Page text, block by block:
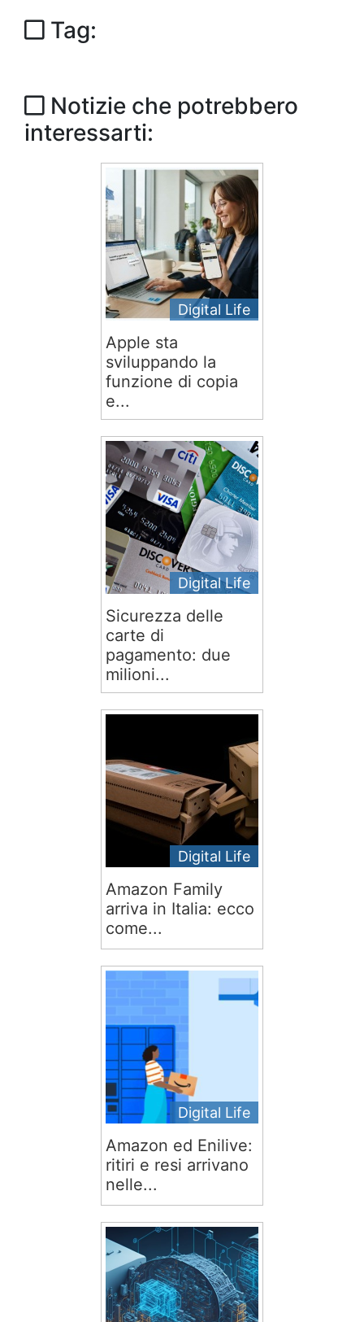
Tag:
Notizie che potrebbero
interessarti:
Digital Life
Apple sta
sviluppando la
funzione di copia
e...
Digital Life
Sicurezza delle
carte di
pagamento: due
milioni...
Digital Life
Amazon Family
arriva in Italia: ecco
come...
Digital Life
Amazon ed Enilive:
ritiri e resi arrivano
nelle...